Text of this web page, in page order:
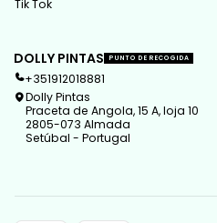
Tik Tok
DOLLY PINTAS PUNTO DE RECOGIDA
+351912018881
Dolly Pintas
Praceta de Angola, 15 A, loja 10
2805-073 Almada
Setúbal - Portugal